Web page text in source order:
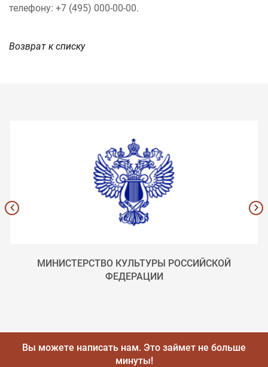
телефону: +7 (495) 000-00-00.
Возврат к списку
МИНИСТЕРСТВО КУЛЬТУРЫ РОССИЙСКОЙ
ФЕДЕРАЦИИ
Вы можете написать нам. Это займет не больше
минуты!